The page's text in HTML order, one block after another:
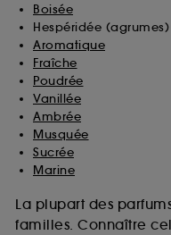
Boisée
Hespéridée (agrumes)
Aromatique
Fraîche
Poudrée
Vanillée
Ambrée
Musquée
Sucrée
Marine
La plupart des
familles. Connaître